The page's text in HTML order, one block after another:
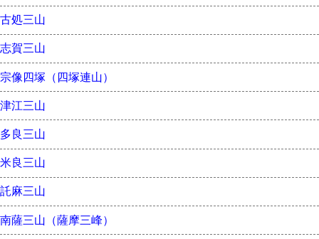
古処三山
志賀三山
宗像四塚（四塚連山）
津江三山
多良三山
米良三山
託麻三山
南薩三山（薩摩三峰）